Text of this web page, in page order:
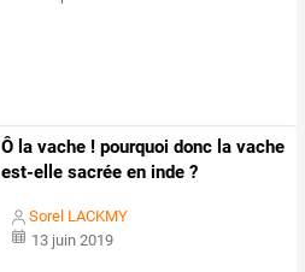
Ô la vache ! pourquoi donc la vache
est-elle sacrée en inde ?
Sorel LACKMY
13 juin 2019